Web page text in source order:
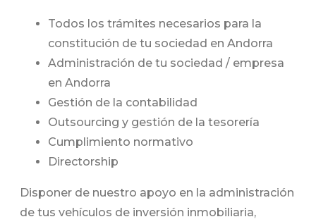
Todos los trámites necesarios para la
constitución de tu sociedad en Andorra
Administración de tu sociedad / empresa
en Andorra
Gestión de la contabilidad
Outsourcing y gestión de la tesorería
Cumplimiento normativo
Directorship
Disponer de nuestro apoyo en la administración
de tus vehículos de inversión inmobiliaria,